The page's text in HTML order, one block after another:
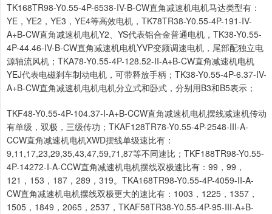
TK168TR98-Y0.55-4P-6538-IV-B-CW直角减速机电机马达类型有：
YE，YE2，YE3，YE4等高效电机，TK78TR38-Y0.55-4P-191-IV-
A+B-CW直角减速机电机Y2、YS代表铝合金普通电机，TK38-Y0.55-
4P-44.46-IV-B-CW直角减速机电机YVP变频调速电机，尾部配独立电
源轴流风机；TKA78-Y0.55-4P-128.52-II-A+B-CW直角减速机电机
YEJ代表电磁刹车制动电机，可带释放手柄；TK38-Y0.55-4P-6.37-IV-
A+B-CW直角减速机电机电机分立式和卧式，分别用B3和B5表示；
TKF48-Y0.55-4P-104.37-I-A+B-CCW直角减速机电机摆线减速机传动
有单级，双极，三级传功；TKAF128TR78-Y0.55-4P-2548-III-A-
CCW直角减速机电机XWD摆线单级速比有：
9,11,17,23,29,35,43,47,59,71,87等不同速比；TKF188TR98-Y0.55-
4P-14272-I-A-CCW直角减速机电机摆线双极速比有：99，99，
121，153，187，289，319。TKA168TR98-Y0.55-4P-4059-II-A-
CW直角减速机电机摆线双极更大的速比有：1003，1225，1357，
1505，1849，2065，2537，TKAF58TR38-Y0.55-4P-95-III-A+B-